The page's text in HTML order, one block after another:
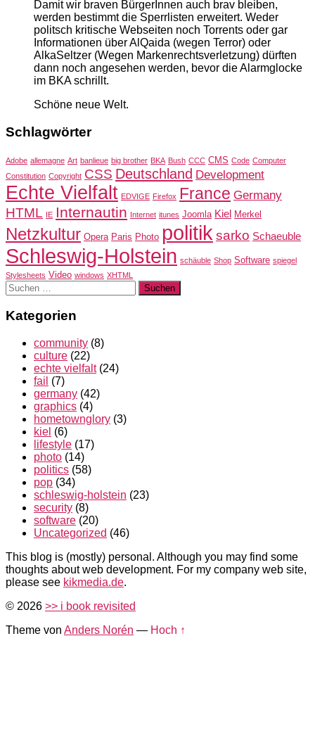
Damit wir braven BürgerInnen auch brav bleiben,
werden bestimmt die Sperrlisten erweitert. Weder
politsch kritische Webseiten noch Torrents oder gar
Informationen über AlQaida (wegen Terror) oder
AlkaSeltzer (Wegen Markenrechtsverletzung) dürften
dann noch angesehen werden, bevor die Alarmglocke
im BKA schrillt.
Schöne neue Welt.
Schlagwörter
Adobe allemagne Art banlieue big brother BKA Bush CCC CMS Code Computer
Constitution Copyright CSS Deutschland Development
Echte Vielfalt EDVIGE Firefox France Germany
HTML IE Internautin Internet itunes Joomla Kiel Merkel
Netzkultur Opera Paris Photo politik sarko Schaeuble
Schleswig-Holstein schäuble Shop Software spiegel
Stylesheets Video windows XHTML
Suchen
nach:
Kategorien
community (8)
culture (22)
echte vielfalt(24)
fail (7)
germany (42)
graphics (4)
hometownglory (3)
kiel (6)
lifestyle (17)
photo (14)
politics (58)
pop (34)
schleswig-holstein (23)
security (8)
software (20)
Uncategorized (46)
This blog is (mostly) personal. Although you may find some
thoughts about web development. For my company web site,
please see kikmedia.de.
© 2026 >> i book revisited
Theme von Anders Norén — Hoch ↑